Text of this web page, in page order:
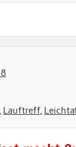
, Lauftreff,